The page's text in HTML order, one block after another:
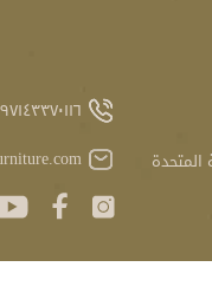
٩٧١٤٣٣٧٠١١٦+